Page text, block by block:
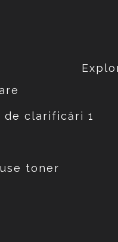
de clarificări 1
toner